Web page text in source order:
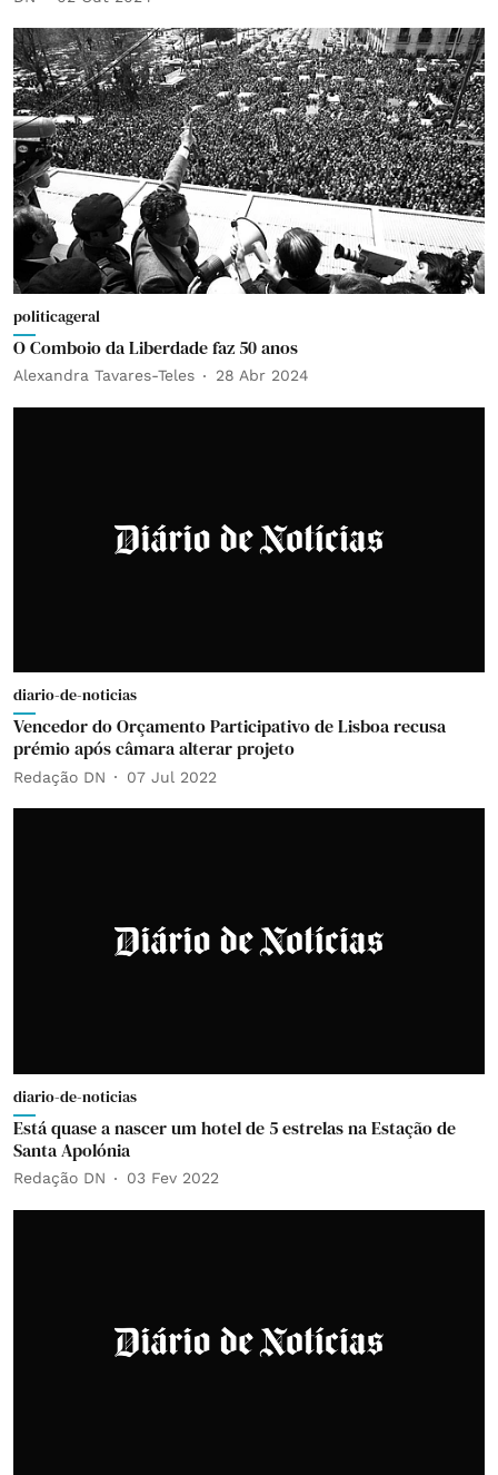
politicageral
O Comboio da Liberdade faz 50 anos
Alexandra Tavares-Teles 28 Abr 2024
diario-de-noticias
Vencedor do Orçamento Participativo de Lisboa recusa
prémio após câmara alterar projeto
Redação DN 07 Jul 2022
diario-de-noticias
Está quase a nascer um hotel de 5 estrelas na Estação de
Santa Apolónia
Redação DN 03 Fev 2022